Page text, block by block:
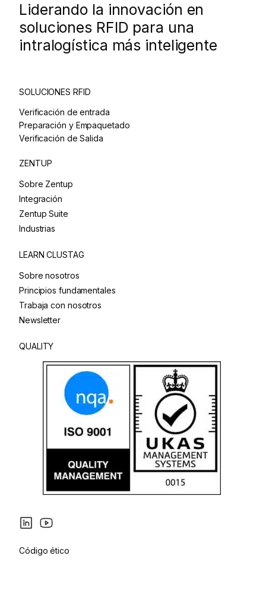
Liderando la innovación en
soluciones RFID para una
intralogística más inteligente
SOLUCIONES RFID
Verificación de entrada
Preparación y Empaquetado
Verificación de Salida
ZENTUP
Sobre Zentup
Integración
Zentup Suite
Industrias
LEARN CLUSTAG
Sobre nosotros
Principios fundamentales
Trabaja con nosotros
Newsletter
QUALITY
Código ético